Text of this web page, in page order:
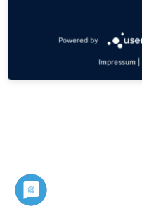
Powered by
Impressum